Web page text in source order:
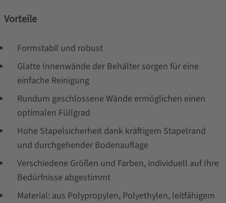
Vorteile
Formstabil und robust
Glatte Innenwände der Behälter sorgen für eine
einfache Reinigung
Rundum geschlossene Wände ermöglichen einen
optimalen Füllgrad
Hohe Stapelsicherheit dank kräftigem Stapelrand
und durchgehender Bodenauflage
Verschiedene Größen und Farben, individuell auf Ihre
Bedürfnisse abgestimmt
Material: aus Polypropylen, Polyethylen, leitfähigem